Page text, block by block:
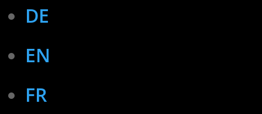
DE
EN
FR